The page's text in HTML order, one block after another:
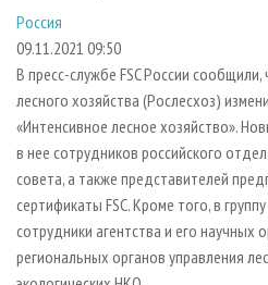
СУШКА ДРЕВЕСИНЫ
ПРОИЗВОДСТВО ДРЕВЕСНЫХ
ДЕРЕВЯННОЕ ДОМОСТРОЕНИЕ
ПРОИЗВОДСТВО МЕБЕЛИ
БИОЭНЕРГЕТИКА
ЦБП
ИНСТРУМЕНТ И МАТЕРИАЛЫ
ПЕРСОНЫ
МОБИЛЬНЫЕ ВЫСТАВКИ
ОФИЦИАЛЬНЫЕ ДЕЛЕГАЦИИ
ПРИОРИТЕТНЫЕ
RUSSIAN FORESTRY REVIEW
ГАЗЕТА ЛЕСПРОМФОРУМ
БИБЛИОТЕКА СПЕЦИАЛИСТА
КОНТАКТЫ
РЕКЛАМОДАТЕЛЯМ
РЕКЛАМА
РЕКЛАМА НА САЙТЕ
Россия
09.11.2021 09:50
В пресс-службе FSC России
лесного хозяйства (Рослесхоз)
«Интенсивное лесное хозяйство».
в нее сотрудников российского
совета, а также представителей
сертификаты FSC. Кроме того, в
сотрудники агентства и его научных
региональных органов управления